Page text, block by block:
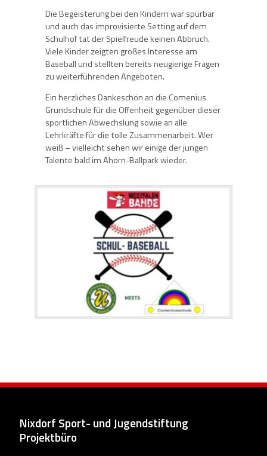
Die Begeisterung bei den Kindern war spürbar
und auch das improvisierte Setting auf dem
Schulhof tat der Spielfreude keinen Abbruch.
Viele Kinder zeigten großes Interesse am
Baseball und stellten bereits neugierige Fragen
zu weiterführenden Angeboten.
Ein herzliches Dankeschön an die Comenius
Grundschule für die Offenheit gegenüber dieser
sportlichen Abwechslung sowie an alle
Lehrkräfte für die tolle Zusammenarbeit. Wer
weiß – vielleicht sehen wir einige der jungen
Talente bald im Ahorn-Ballpark wieder.
Nixdorf Sport- und Jugendstiftung
Projektbüro